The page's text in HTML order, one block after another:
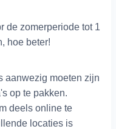
de zomerperiode tot 1
hoe beter!
aanwezig moeten zijn
op te pakken.
deels online te
locaties is